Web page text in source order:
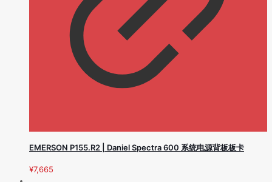
EMERSON P155.R2 | Daniel Spectra 600 系统电源背板板卡
¥7,665